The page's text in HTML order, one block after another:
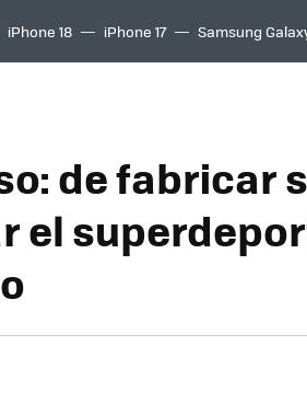
iPhone 18 iPhone 17 Samsung
de fabricar
el